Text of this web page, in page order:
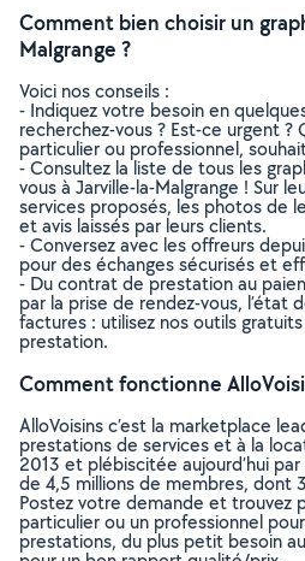
Comment bien choisir un
Malgrange ?
Voici nos conseils :
- Indiquez votre besoin en
recherchez-vous ? Est-ce urgent
particulier ou professionnel,
- Consultez la liste de tous les
vous à Jarville-la-Malgrange ! Sur
services proposés, les photos de
et avis laissés par leurs clients.
- Conversez avec les offreurs
pour des échanges sécurisés et
- Du contrat de prestation au
par la prise de rendez-vous, l’état
factures : utilisez nos outils
prestation.
Comment fonctionne
AlloVoisins c’est la marketplace
prestations de services et à la
2013 et plébiscitée aujourd’hui
de 4,5 millions de membres, dont
Postez votre demande et trouvez
particulier ou un professionnel
prestations, du plus petit besoin